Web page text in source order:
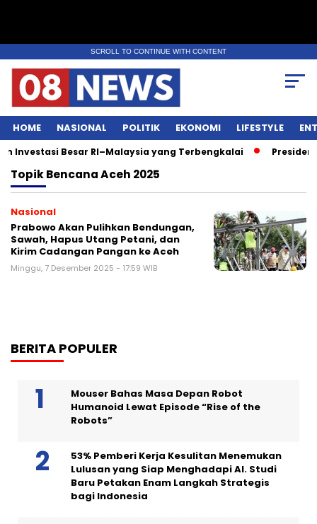
SCROLL TO CONTINUE WITH CONTENT
HOME NASIONAL POLITIK EKONOMI LIFESTYLE
Investasi Besar RI–Malaysia yang Terbengkalai Presiden
TopikBencana Aceh 2025
Nasional
Prabowo Akan Pulihkan Bendungan,
Sawah, Hapus Utang Petani, dan
Kirim Cadangan Pangan ke Aceh
Minggu, 7 Desember 2025 - 17:59 WIB
BERITA POPULER
Mouser Bahas Masa Depan Robot
Humanoid Lewat Episode “Rise of the
Robots”
53% Pemberi Kerja Kesulitan Menemukan
Lulusan yang Siap Menghadapi AI. Studi
Baru Petakan Enam Langkah Strategis
bagi Indonesia